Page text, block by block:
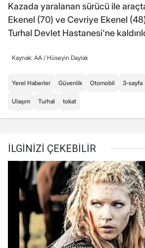
Kazada yaralanan sürücü ile
Ekenel (70) ve Cevriye Ekenel
Turhal Devlet Hastanesi'ne
Kaynak: AA / Hüseyin Daylak
Yerel Haberler Güvenlik Otomobil 3-sayfa
Ulaşım Turhal tokat